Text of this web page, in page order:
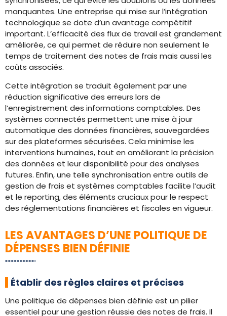
manquantes. Une entreprise qui mise sur l’intégration
technologique se dote d’un avantage compétitif
important. L’efficacité des flux de travail est grandement
améliorée, ce qui permet de réduire non seulement le
temps de traitement des notes de frais mais aussi les
coûts associés.
Cette intégration se traduit également par une
réduction significative des erreurs lors de
l’enregistrement des informations comptables. Des
systèmes connectés permettent une mise à jour
automatique des données financières, sauvegardées
sur des plateformes sécurisées. Cela minimise les
interventions humaines, tout en améliorant la précision
des données et leur disponibilité pour des analyses
futures. Enfin, une telle synchronisation entre outils de
gestion de frais et systèmes comptables facilite l’audit
et le reporting, des éléments cruciaux pour le respect
des réglementations financières et fiscales en vigueur.
LES AVANTAGES D’UNE POLITIQUE DE
DÉPENSES BIEN DÉFINIE
Établir des règles claires et précises
Une politique de dépenses bien définie est un pilier
essentiel pour une gestion réussie des notes de frais. Il